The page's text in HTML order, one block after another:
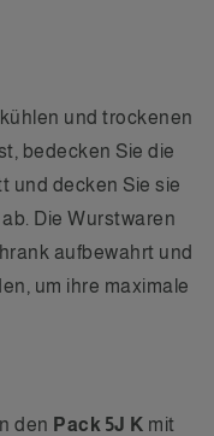
und trockenen
bedecken Sie die
und decken Sie sie
Die Wurstwaren
aufbewahrt und
um ihre maximale
den Pack 5J K mit